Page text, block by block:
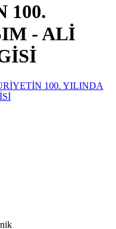
100.
- ALİ
100. YILINDA